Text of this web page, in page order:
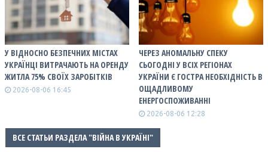
У ВІДНОСНО БЕЗПЕЧНИХ МІСТАХ
УКРАЇНЦІ ВИТРАЧАЮТЬ НА ОРЕНДУ
ЖИТЛА 75% СВОЇХ ЗАРОБІТКІВ
2026-08-06 16:45
ЧЕРЕЗ АНОМАЛЬНУ СПЕКУ
СЬОГОДНІ У ВСІХ РЕГІОНАХ
УКРАЇНИ Є ГОСТРА НЕОБХІДНІСТЬ В
ОЩАДЛИВОМУ
ЕНЕРГОСПОЖИВАННІ
2026-08-06 12:28
ВСЕ СТАТЬИ РАЗДЕЛА "ВІЙНА В УКРАЇНІ"